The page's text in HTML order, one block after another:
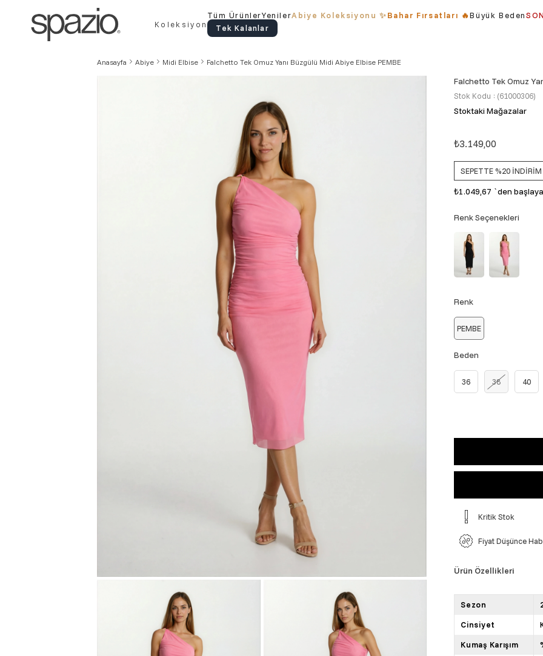
Koleksiyon
Tüm ÜrünlerYenilerAbiye Koleksiyonu ✨Bahar Fırsatları 🔥Büyük Beden
Tek Kalanlar
Anasayfa Abiye Midi Elbise Falchetto Tek Omuz Yanı Büzgülü Midi Abiye Elbise PEMBE
Falchetto Tek Omuz
Stok Kodu (61000306)
Stoktaki Mağazalar
₺3.149,00
SEPETTE %20 İNDİRİM
₺1.049,67 `den
Renk Seçenekleri
Renk
PEMBE
Beden
36 38 40
Kritik Stok
Fiyat Düşünce
Ürün Özellikleri
Sezon
Cinsiyet
Kumaş Karışım